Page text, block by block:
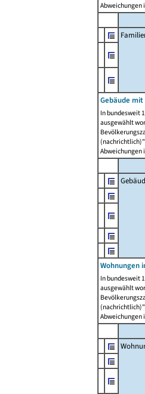
Abweichungen
Gebäude
In bundesweit
ausgewählt
Abweichungen
Wohnungen
In bundesweit
ausgewählt
Abweichungen